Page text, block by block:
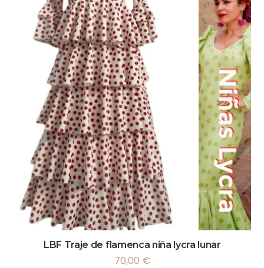
LBF Traje de flamenca niña lycra lunar
70,00 €